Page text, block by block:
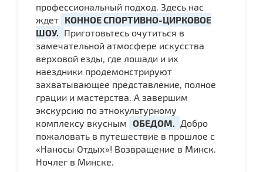
профессиональный подход. Здесь нас
ждет КОННОЕ СПОРТИВНО-ЦИРКОВОЕ
ШОУ. Приготовьтесь очутиться в
замечательной атмосфере искусства
верховой езды, где лошади и их
наездники продемонстрируют
захватывающее представление, полное
грации и мастерства. А завершим
экскурсию по этнокультурному
комплексу вкусным ОБЕДОМ.
Добро
пожаловать в путешествие в прошлое с
«Наносы Отдых»! Возвращение в Минск.
Ночлег в Минске.